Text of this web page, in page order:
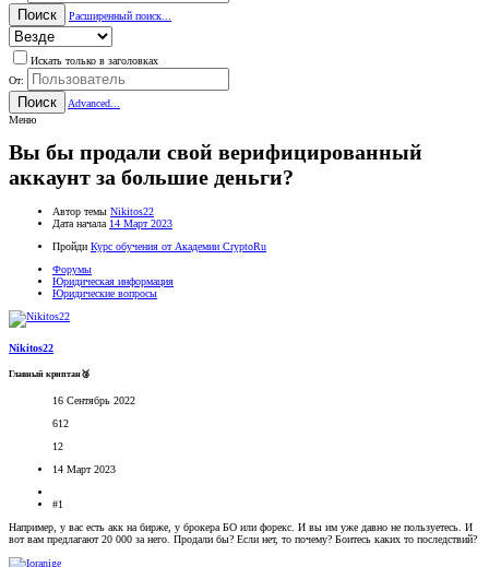
Поиск Расширенный поиск...
Искать только в заголовках
От:
Поиск
Advanced...
Меню
Вы бы продали свой верифицированный
аккаунт за большие деньги?
Автор темы Nikitos22
Дата начала 14 Март 2023
Пройди Курс обучения от Академии CryptoRu
Форумы
Юридическая информация
Юридические вопросы
Nikitos22
Главный криптан🥉
16 Сентябрь 2022
612
12
14 Март 2023
#1
Например, у вас есть акк на бирже, у брокера БО или форекс. И вы им уже давно не пользуетесь. И
вот вам предлагают 20 000 за него. Продали бы? Если нет, то почему? Боитесь каких то последствий?